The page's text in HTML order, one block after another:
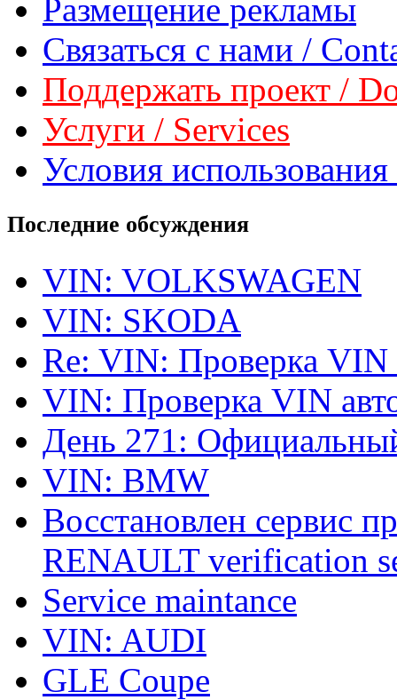
Размещение рекламы
Связаться с нами /
Поддержать проект /
Услуги / Services
Условия
Последние обсуждения
VIN: VOLKSWAGEN
VIN: SKODA
Re: VIN: Проверка VIN
VIN: Проверка VIN
День 271:
VIN: BMW
Восстановлен сервис
RENAULT verification
Service maintance
VIN: AUDI
GLE Coupe